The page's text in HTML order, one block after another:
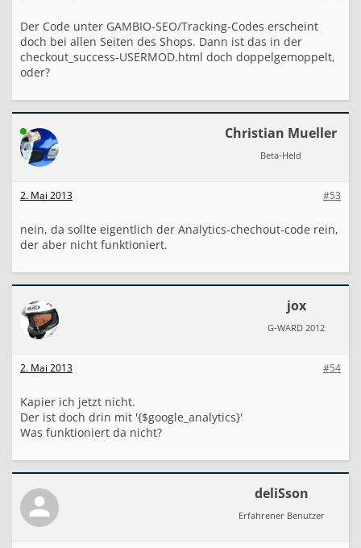
Der Code unter GAMBIO-SEO/Tracking-Codes erscheint
doch bei allen Seiten des Shops. Dann ist das in der
checkout_success-USERMOD.html doch doppelgemoppelt,
oder?
Christian Mueller
Beta-Held
#53
2. Mai 2013
nein, da sollte eigentlich der Analytics-chechout-code rein,
der aber nicht funktioniert.
jox
G-WARD 2012
#54
2. Mai 2013
Kapier ich jetzt nicht.
Der ist doch drin mit '{$google_analytics}'
Was funktioniert da nicht?
deliSson
Erfahrener Benutzer